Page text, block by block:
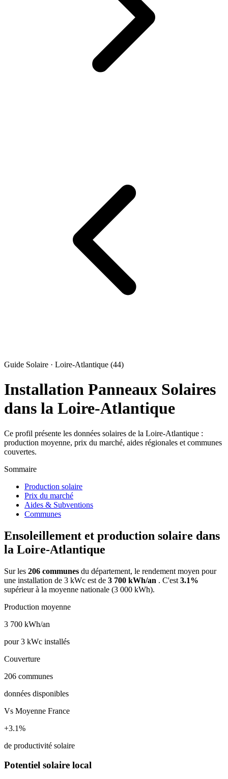
Guide Solaire · Loire-Atlantique (44)
Installation Panneaux Solaires
dans la Loire-Atlantique
Ce profil présente les données solaires de la Loire-Atlantique :
production moyenne, prix du marché, aides régionales et communes
couvertes.
Sommaire
Production solaire
Prix du marché
Aides & Subventions
Communes
Ensoleillement et production solaire dans
la Loire-Atlantique
Sur les 206 communes du département, le rendement moyen pour
une installation de 3 kWc est de 3 700 kWh/an . C'est 3.1%
supérieur à la moyenne nationale (3 000 kWh).
Production moyenne
3 700 kWh/an
pour 3 kWc installés
Couverture
206 communes
données disponibles
Vs Moyenne France
+3.1%
de productivité solaire
Potentiel solaire local